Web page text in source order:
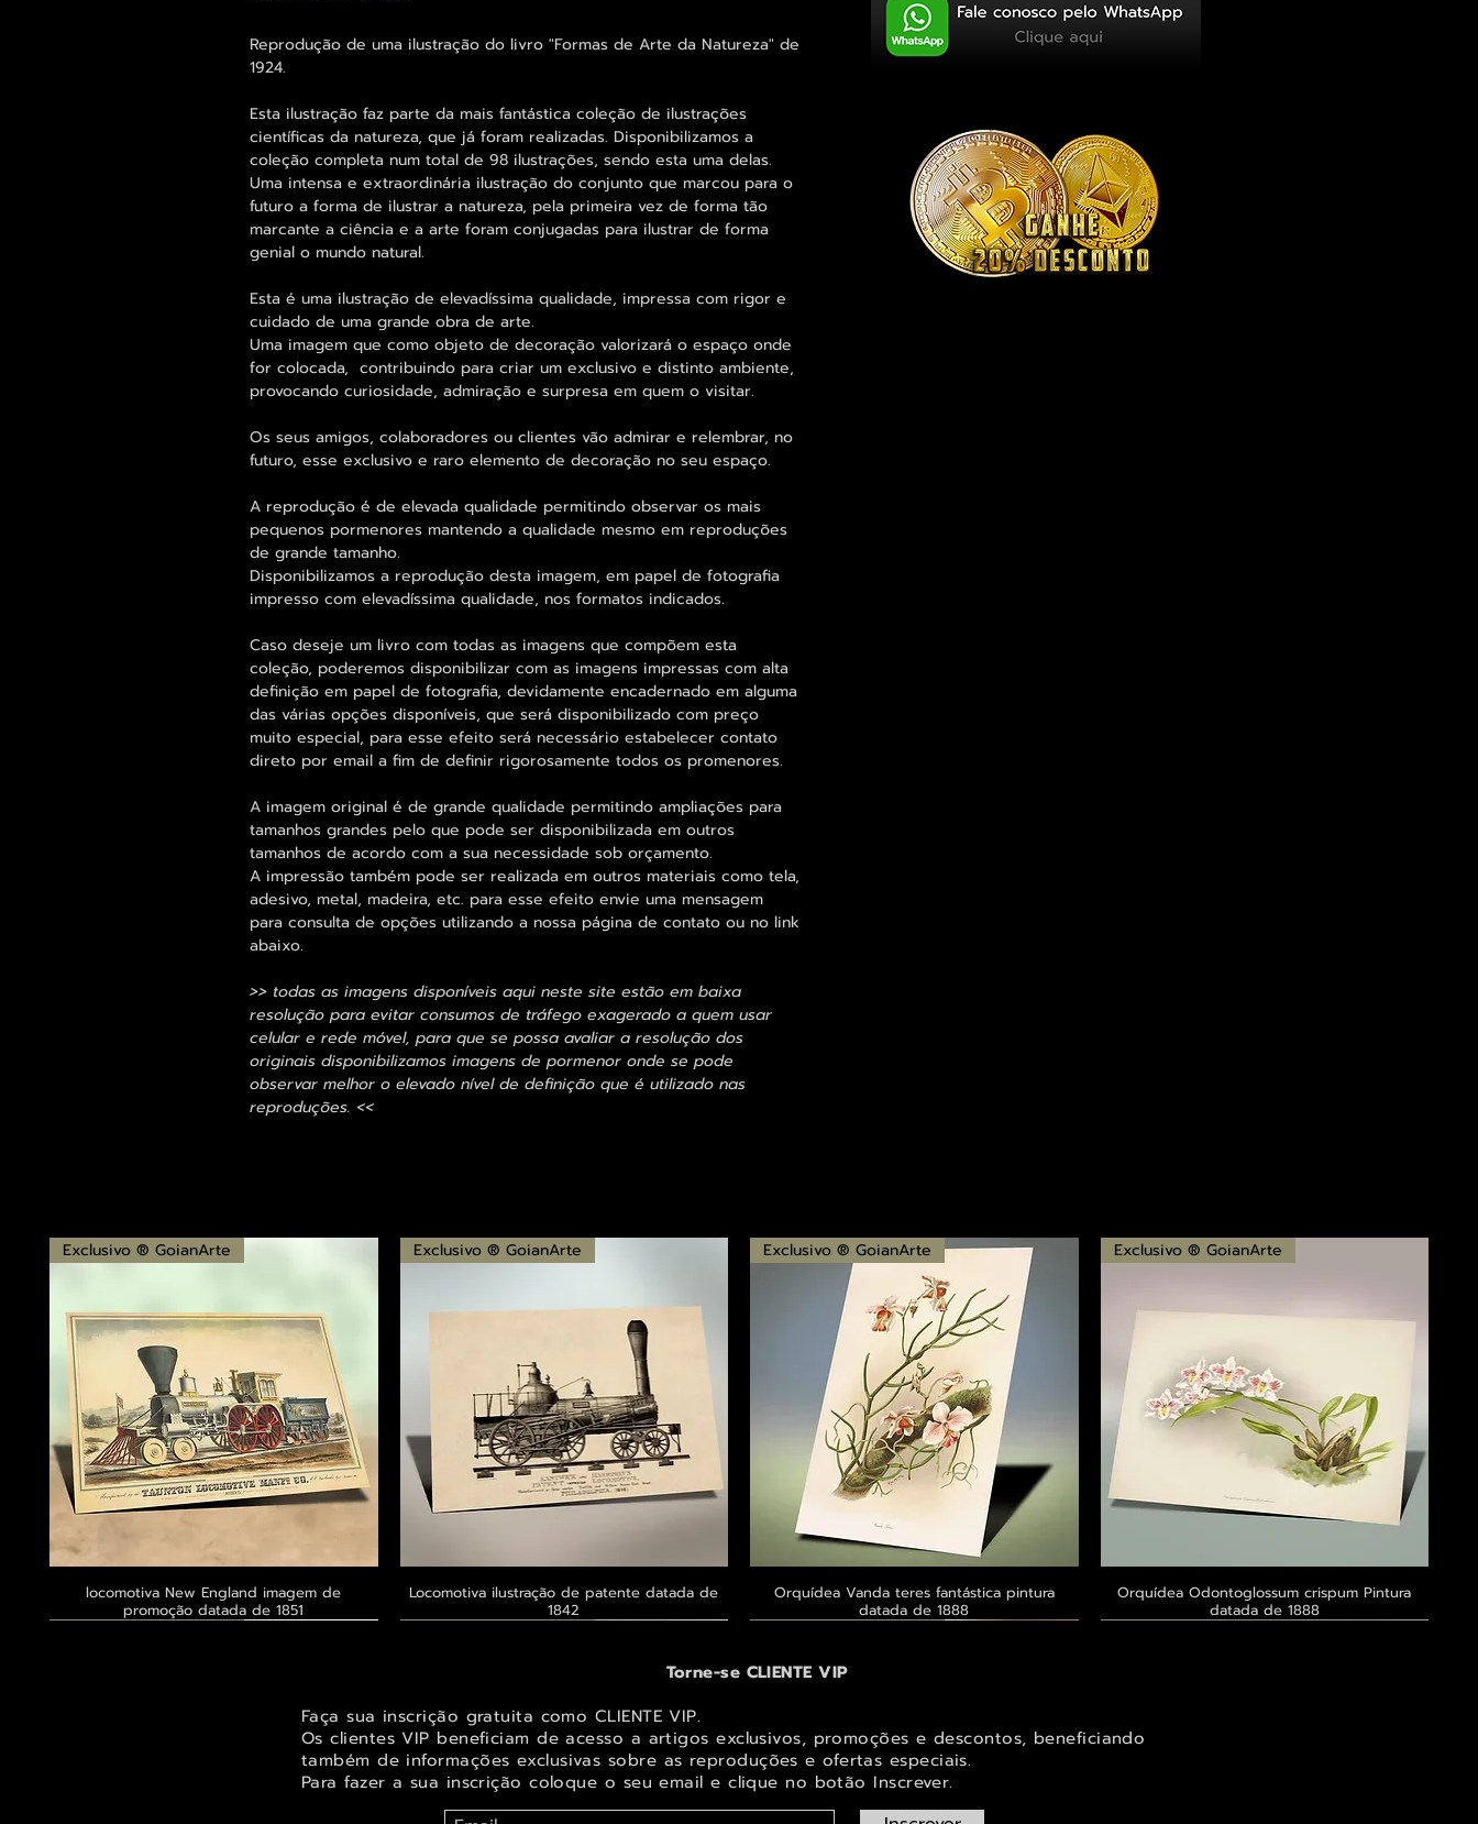
Reprodução de uma ilustração do livro "Formas de Arte da Natureza" de
1924.
Esta ilustração faz parte da mais fantástica coleção de ilustrações
científicas da natureza, que já foram realizadas. Disponibilizamos a
coleção completa num total de 98 ilustrações, sendo esta uma delas.
Uma intensa e extraordinária ilustração do conjunto que marcou para o
futuro a forma de ilustrar a natureza, pela primeira vez de forma tão
marcante a ciência e a arte foram conjugadas para ilustrar de forma
genial o mundo natural.
Esta é uma ilustração de elevadíssima qualidade, impressa com rigor e
cuidado de uma grande obra de arte.
Uma imagem que como objeto de decoração valorizará o espaço onde
for colocada, contribuindo para criar um exclusivo e distinto ambiente,
provocando curiosidade, admiração e surpresa em quem o visitar.
Os seus amigos, colaboradores ou clientes vão admirar e relembrar, no
futuro, esse exclusivo e raro elemento de decoração no seu espaço.
A reprodução é de elevada qualidade permitindo observar os mais
pequenos pormenores mantendo a qualidade mesmo em reproduções
de grande tamanho.
Disponibilizamos a reprodução desta imagem, em papel de fotografia
impresso com elevadíssima qualidade, nos formatos indicados.
Caso deseje um livro com todas as imagens que compõem esta
coleção, poderemos disponibilizar com as imagens impressas com alta
definição em papel de fotografia, devidamente encadernado em alguma
das várias opções disponíveis, que será disponibilizado com preço
muito especial, para esse efeito será necessário estabelecer contato
direto por email a fim de definir rigorosamente todos os promenores.
A imagem original é de grande qualidade permitindo ampliações para
tamanhos grandes pelo que pode ser disponibilizada em outros
tamanhos de acordo com a sua necessidade sob orçamento.
A impressão também pode ser realizada em outros materiais como tela,
adesivo, metal, madeira, etc. para esse efeito envie uma mensagem
para consulta de opções utilizando a nossa página de contato ou no link
abaixo.
>> todas as imagens disponíveis aqui neste site estão em baixa
resolução para evitar consumos de tráfego exagerado a quem usar
celular e rede móvel, para que se possa avaliar a resolução dos
originais disponibilizamos imagens de pormenor onde se pode
observar melhor o elevado nível de definição que é utilizado nas
reproduções. <<
Visualização rápida
Exclusivo ® GoianArte
locomotiva New England imagem de
promoção datada de 1851
Visualização rápida
Exclusivo ® GoianArte
Locomotiva ilustração de patente datada de
1842
Visualização rápida
Exclusivo ® GoianArte
Orquídea Vanda teres fantástica pintura
datada de 1888
Visualização rápida
Exclusivo ® GoianArte
Orquídea Odontoglossum crispum Pintura
datada de 1888
Torne-se CLIENTE VIP
Faça sua inscrição gratuita como CLIENTE VIP.
Os clientes VIP beneficiam de acesso a artigos exclusivos, promoções e descontos, beneficiando
também de informações exclusivas sobre as reproduções e ofertas especiais.
Para fazer a sua inscrição coloque o seu email e clique no botão Inscrever.